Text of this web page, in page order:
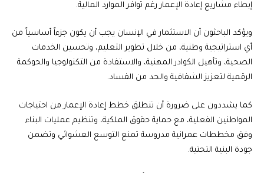
إبطاء مشاريع إعادة الإعمار رغم توافر الموارد المالية.
ويؤكد الباحثون أن الاستثمار في الإنسان يجب أن يكون جزءاً أساسياً من
أي استراتيجية وطنية، من خلال تطوير التعليم، وتحسين الخدمات
الصحية، وتأهيل الكوادر المهنية، والاستفادة من التكنولوجيا والحوكمة
الرقمية لتعزيز الشفافية والحد من الفساد.
كما يشددون على ضرورة أن تنطلق خطط إعادة الإعمار من احتياجات
المواطنين الفعلية، مع حماية حقوق الملكية، وتنظيم عمليات البناء
وفق مخططات عمرانية مدروسة تمنع التوسع العشوائي وتضمن
جودة البنية التحتية.